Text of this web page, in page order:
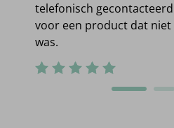
telefonisch
voor een product dat
was.